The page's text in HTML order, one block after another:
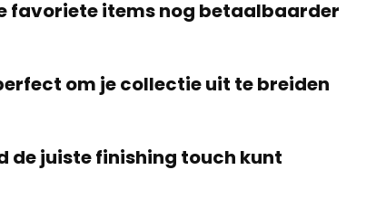
favoriete items nog betaalbaarder
om je collectie uit te breiden
de juiste finishing touch kunt